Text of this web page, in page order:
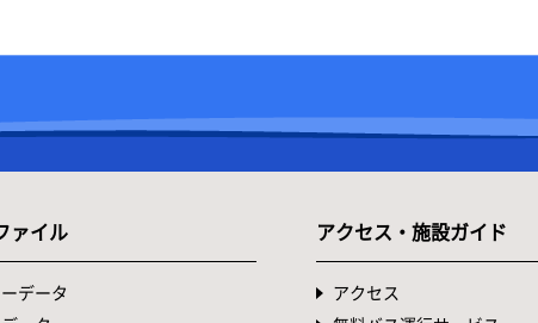
ァイル
データ
アクセス・施設ガイド
アクセス